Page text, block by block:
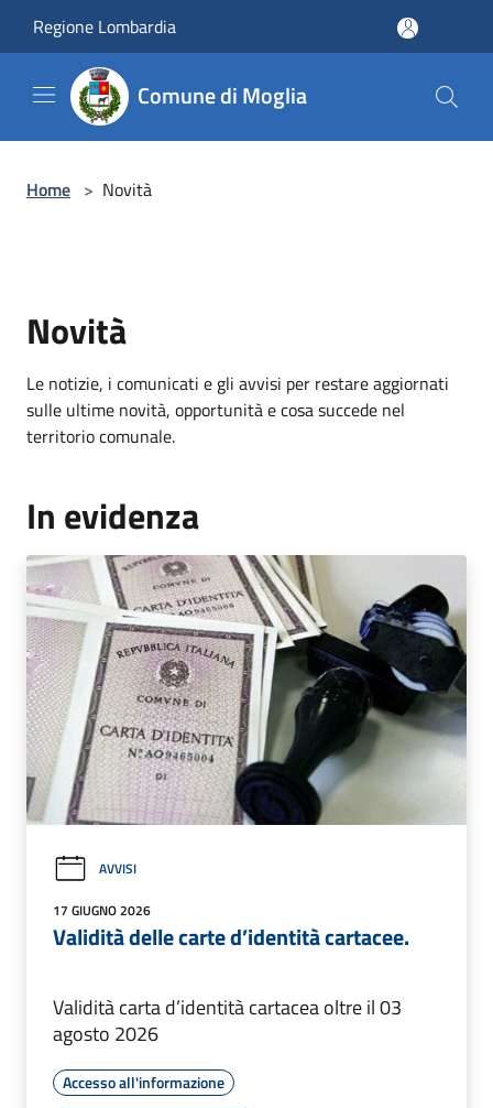
Regione Lombardia
Comune di Moglia
Home > Novità
Novità
Le notizie, i comunicati e gli avvisi per restare aggiornati
sulle ultime novità, opportunità e cosa succede nel
territorio comunale.
In evidenza
AVVISI
17 GIUGNO 2026
Validità delle carte d’identità cartacee.
Validità carta d’identità cartacea oltre il 03
agosto 2026
Accesso all'informazione